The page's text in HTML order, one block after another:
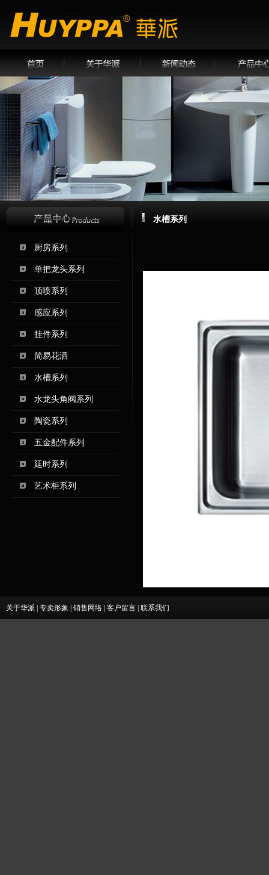
水槽系列
厨房系列
单把龙头系列
顶喷系列
感应系列
挂件系列
简易花洒
水槽系列
水龙头角阀系列
陶瓷系列
五金配件系列
延时系列
艺术柜系列
关于华派 专卖形象 销售网络 客户留言 联系我们